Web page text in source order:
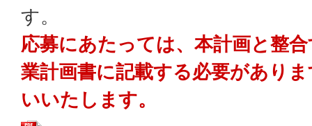
す。
応募にあたっては、本計画と整
業計画書に記載する必要があり
いいたします。